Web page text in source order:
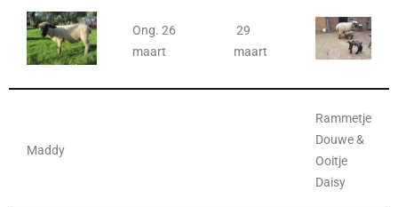
Ong. 26
maart
29
maart
Maddy
Rammetje
Douwe &
Ooitje
Daisy